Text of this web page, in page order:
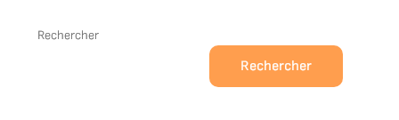
Rechercher
Rechercher